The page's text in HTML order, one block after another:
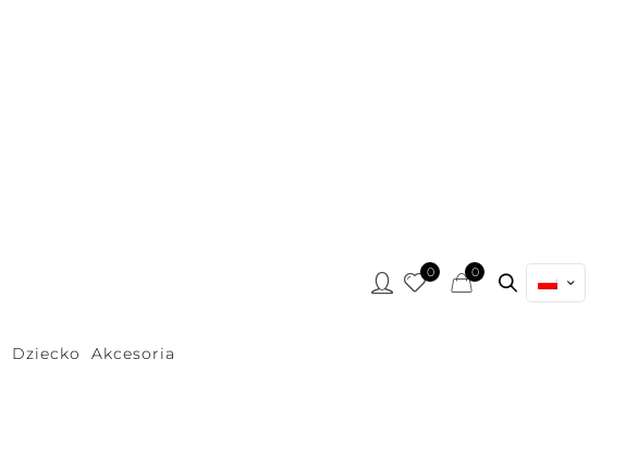
Dziecko Akcesoria
0 0